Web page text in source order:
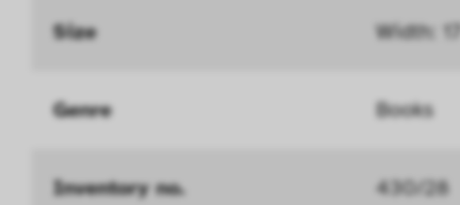
können deine ausgewählten
Geschwindigkeit erhöht, mit der
Diese Cookies helfen uns zu
Size Width:
Genre Books
Inventory no. 430/28